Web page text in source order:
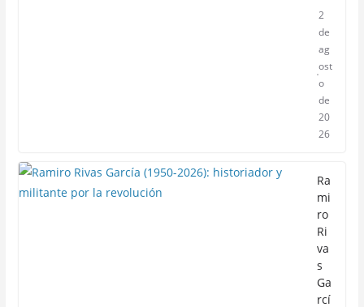
2
de
ag
ost
o
de
20
26
Ra
mi
ro
Ri
va
s
Ga
rcí